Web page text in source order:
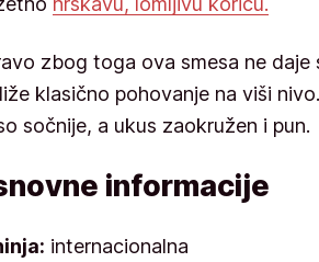
zbog toga ova smesa ne daje
klasično pohovanje na viši
sočnije, a ukus zaokružen i pun.
informacije
internacionalna